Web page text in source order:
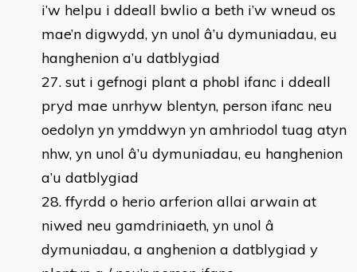
i’w helpu i ddeall bwlio a beth i’w wneud os
mae’n digwydd, yn unol â’u dymuniadau, eu
hanghenion a’u datblygiad
sut i gefnogi plant a phobl ifanc i ddeall
pryd mae unrhyw blentyn, person ifanc neu
oedolyn yn ymddwyn yn amhriodol tuag atyn
nhw, yn unol â’u dymuniadau, eu hanghenion
a’u datblygiad
ffyrdd o herio arferion allai arwain at
niwed neu gamdriniaeth, yn unol â
dymuniadau, a anghenion a datblygiad y